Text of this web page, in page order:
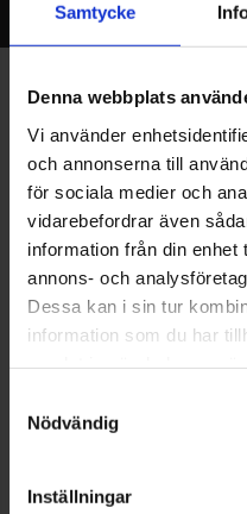
Samtycke
Denna webbplats
Vi använder
och annonserna till
för sociala medier och
vidarebefordrar även
information från din
annons- och
Dessa kan i sin tur
information som du har
Nödvändig
Inställningar
Visste du att… en
den kan förses med
exempel fjädern i
vibrationsdämpande
arm
exponering. HAVS är
orsakar skador på
händer och armar. Ett
användarkomforten